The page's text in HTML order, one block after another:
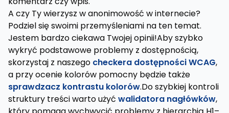
A czy Ty wierzysz w anonimowość w internecie?
Podziel się swoimi przemyśleniami na ten temat.
Jestem bardzo ciekawa Twojej opinii!Aby szybko
wykryć podstawowe problemy z dostępnością,
skorzystaj z naszego checkera dostępności WCAG,
a przy ocenie kolorów pomocny będzie także
sprawdzacz kontrastu kolorów.Do szybkiej kontroli
struktury treści warto użyć walidatora nagłówków,